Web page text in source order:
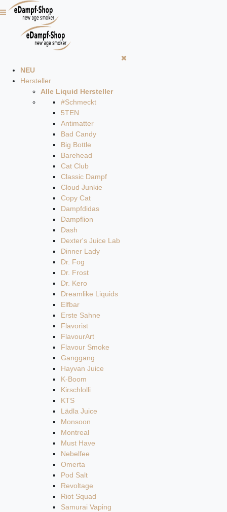
NEU
Hersteller
Alle Liquid Hersteller
#Schmeckt
5TEN
Antimatter
Bad Candy
Big Bottle
Barehead
Cat Club
Classic Dampf
Cloud Junkie
Copy Cat
Dampfdidas
Dampflion
Dash
Dexter's Juice Lab
Dinner Lady
Dr. Fog
Dr. Frost
Dr. Kero
Dreamlike Liquids
Elfbar
Erste Sahne
Flavorist
FlavourArt
Flavour Smoke
Ganggang
Hayvan Juice
K-Boom
Kirschlolli
KTS
Lädla Juice
Monsoon
Montreal
Must Have
Nebelfee
Omerta
Pod Salt
Revoltage
Riot Squad
Samurai Vaping